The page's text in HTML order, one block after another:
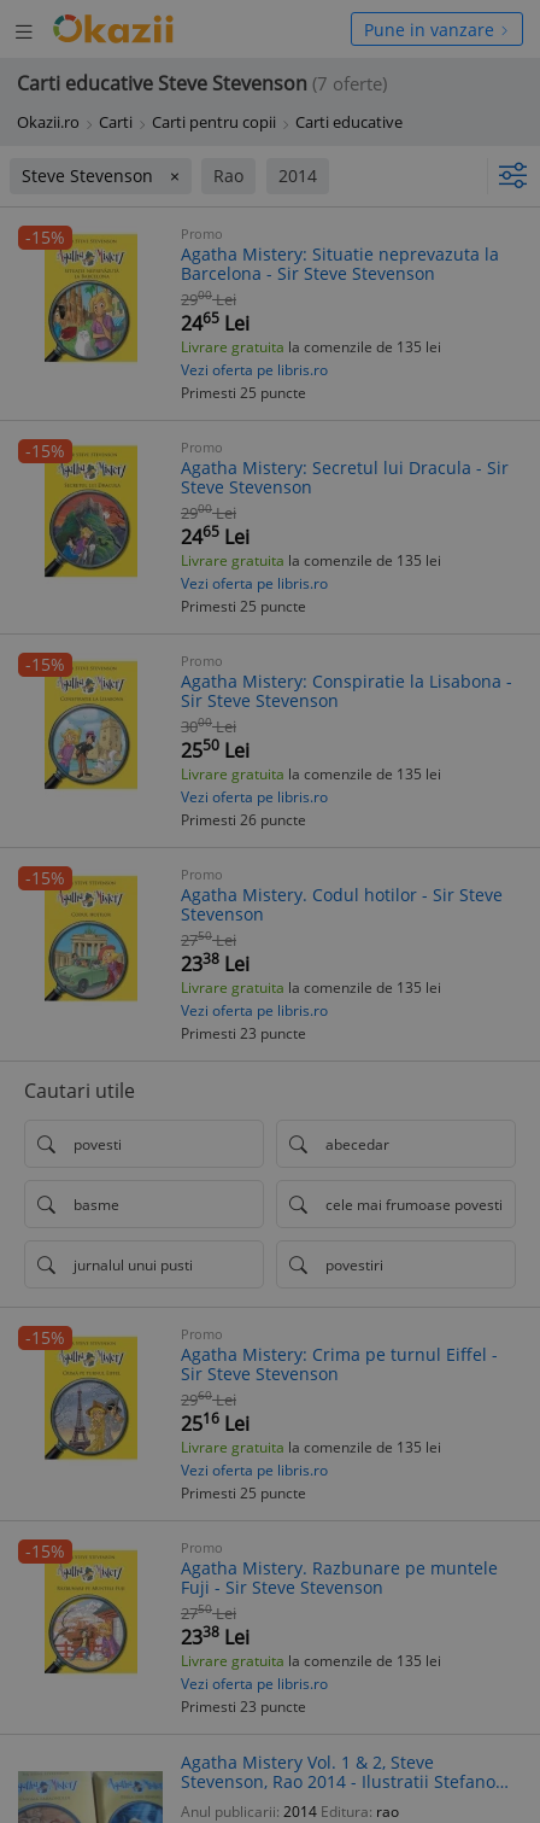
Deschide
meniul
Pune in vanzare
Carti educative Steve Stevenson (7 oferte)
Okazii.ro Carti Carti pentru copii Carti educative
Steve Stevenson Rao 2014
-15% Promo
Agatha Mistery: Situatie neprevazuta la
Barcelona - Sir Steve Stevenson
2900 Lei
2465 Lei
Livrare gratuita la comenzile de 135 lei
Vezi oferta pe libris.ro
Primesti 25 puncte
-15% Promo
Agatha Mistery: Secretul lui Dracula - Sir
Steve Stevenson
2900 Lei
2465 Lei
Livrare gratuita la comenzile de 135 lei
Vezi oferta pe libris.ro
Primesti 25 puncte
-15% Promo
Agatha Mistery: Conspiratie la Lisabona -
Sir Steve Stevenson
3000 Lei
2550 Lei
Livrare gratuita la comenzile de 135 lei
Vezi oferta pe libris.ro
Primesti 26 puncte
-15% Promo
Agatha Mistery. Codul hotilor - Sir Steve
Stevenson
2750 Lei
2338 Lei
Livrare gratuita la comenzile de 135 lei
Vezi oferta pe libris.ro
Primesti 23 puncte
Cautari utile
povesti abecedar
basme cele mai frumoase povesti
jurnalul unui pusti povestiri
-15% Promo
Agatha Mistery: Crima pe turnul Eiffel -
Sir Steve Stevenson
2960 Lei
2516 Lei
Livrare gratuita la comenzile de 135 lei
Vezi oferta pe libris.ro
Primesti 25 puncte
-15% Promo
Agatha Mistery. Razbunare pe muntele
Fuji - Sir Steve Stevenson
2750 Lei
2338 Lei
Livrare gratuita la comenzile de 135 lei
Vezi oferta pe libris.ro
Primesti 23 puncte
Agatha Mistery Vol. 1 & 2, Steve
Stevenson, Rao 2014 - Ilustratii Stefano
Turconi, Carte Copii Educativa
Anul publicarii: 2014 Editura: rao